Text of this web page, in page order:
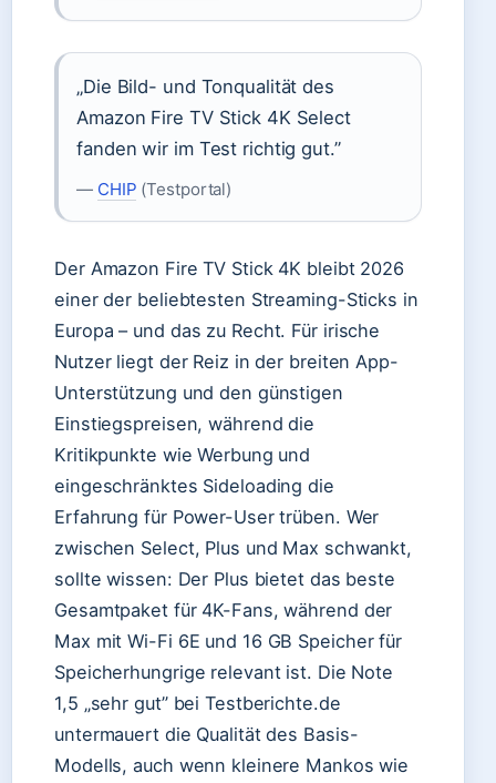
„Die Bild- und Tonqualität des
Amazon Fire TV Stick 4K Select
fanden wir im Test richtig gut.”
— CHIP (Testportal)
Der Amazon Fire TV Stick 4K bleibt 2026
einer der beliebtesten Streaming-Sticks in
Europa – und das zu Recht. Für irische
Nutzer liegt der Reiz in der breiten App-
Unterstützung und den günstigen
Einstiegspreisen, während die
Kritikpunkte wie Werbung und
eingeschränktes Sideloading die
Erfahrung für Power-User trüben. Wer
zwischen Select, Plus und Max schwankt,
sollte wissen: Der Plus bietet das beste
Gesamtpaket für 4K-Fans, während der
Max mit Wi-Fi 6E und 16 GB Speicher für
Speicherhungrige relevant ist. Die Note
1,5 „sehr gut” bei Testberichte.de
untermauert die Qualität des Basis-
Modells, auch wenn kleinere Mankos wie